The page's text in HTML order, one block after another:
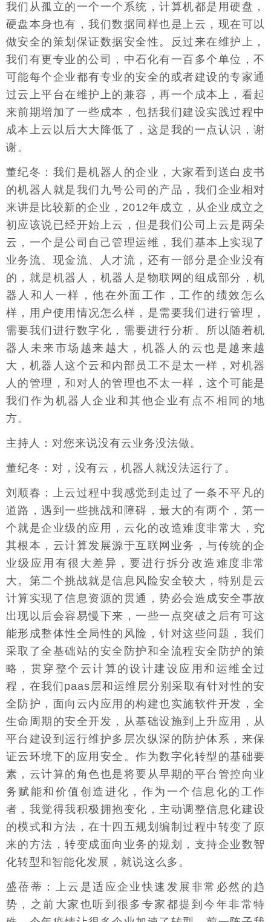
我们从孤立的一个一个系统，计算机都是用硬盘，
硬盘本身也有，我们数据同样也是上云，现在可以
做安全的策划保证数据安全性。反过来在维护上，
我们有更专业的公司，中石化有一百多个单位，不
可能每个企业都有专业的安全的或者建设的专家通
过云上平台在维护上的兼容，再一个成本上，看起
来前期增加了一些成本，包括我们建设实践过程中
成本上云以后大大降低了，这是我的一点认识，谢
谢。
董纪冬：我们是机器人的企业，大家看到送白皮书
的机器人就是我们九号公司的产品，我们企业相对
来讲是比较新的企业，2012年成立，从企业成立之
初应该说已经开始上云，但是我们公司上云是两朵
云，一个是公司自己管理运维，我们基本上实现了
业务流、现金流、人才流，还有一部分是企业没有
的，就是机器人，机器人是物联网的组成部分，机
器人和人一样，他在外面工作，工作的绩效怎么
样，用户使用情况怎么样，是需要我们进行管理，
需要我们进行数字化，需要进行分析。所以随着机
器人未来市场越来越大，机器人的云也是越来越
大，机器人这个云和内部员工不是太一样，对机器
人的管理，和对人的管理也不太一样，这个可能是
我们作为机器人企业和其他企业有点不相同的地
方。
主持人：对您来说没有云业务没法做。
董纪冬：对，没有云，机器人就没法运行了。
刘顺春：上云过程中我感觉到走过了一条不平凡的
道路，遇到一些挑战和障碍，最大的有两个，第一
个就是企业级的应用，云化的改造难度非常大，究
其根本，云计算发展源于互联网业务，与传统的企
业级应用有很大差异，要进行拆分改造难度非常
大。第二个挑战就是信息风险安全较大，特别是云
计算实现了信息资源的贯通，势必会造成安全事故
出现以后会容易慢下来，一些一点突破之后有可这
能形成整体性全局性的风险，针对这些问题，我们
采取了全基础站的安全防护和全流程安全防护的策
略，贯穿整个云计算的设计建设应用和运维全过
程，在我们paas层和运维层分别采取有针对性的安
全防护，面向云内应用的构建也实施软件开发，全
生命周期的安全开发，从基础设施到上升应用，从
平台建设到运行维护多层次纵深的防护体系，来保
证云环境下的应用安全。作为数字化转型的基础要
素，云计算的角色也是将要从早期的平台管控向业
务赋能和价值创造进化，作为一个信息化的工作
者，我觉得我积极拥抱变化，主动调整信息化建设
的模式和方法，在十四五规划编制过程中转变了原
来的方法，转变成面向业务的规划，支持企业数智
化转型和智能化发展，就说这么多。
盛蓓蒂：上云是适应企业快速发展非常必然的趋
势，之前大家也听到很多专家都提到今年非常特